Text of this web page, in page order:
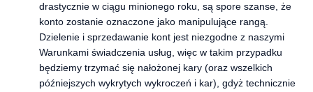
drastycznie w ciągu minionego roku, są spore szanse, że
konto zostanie oznaczone jako manipulujące rangą.
Dzielenie i sprzedawanie kont jest niezgodne z naszymi
Warunkami świadczenia usług, więc w takim przypadku
będziemy trzymać się nałożonej kary (oraz wszelkich
późniejszych wykrytych wykroczeń i kar), gdyż technicznie